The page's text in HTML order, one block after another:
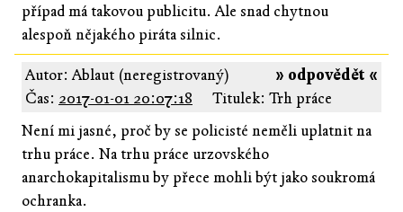
případ má takovou publicitu. Ale snad chytnou
alespoň nějakého piráta silnic.
» odpovědět «
Autor: Ablaut (neregistrovaný)
Čas: 2017-01-01 20:07:18
Titulek: Trh práce
Není mi jasné, proč by se policisté neměli uplatnit na
trhu práce. Na trhu práce urzovského
anarchokapitalismu by přece mohli být jako soukromá
ochranka.